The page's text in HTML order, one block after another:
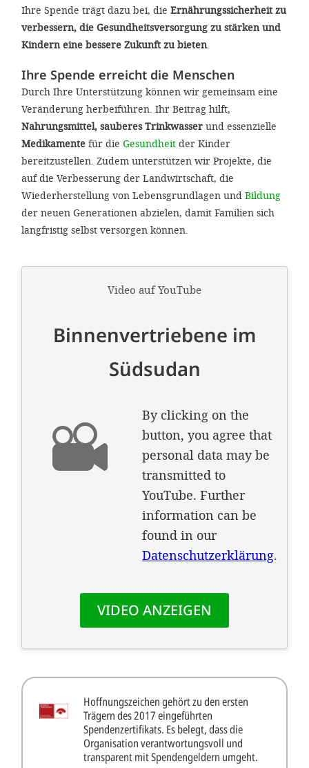
Ihre Spende trägt dazu bei, die Ernährungssicherheit zu
verbessern, die Gesundheitsversorgung zu stärken und
Kindern eine bessere Zukunft zu bieten
Ihre Spende erreicht die Menschen
Durch Ihre Unterstützung können wir gemeinsam eine
Veränderung herbeiführen. Ihr Beitrag hilft,
Nahrungsmittel, sauberes Trinkwasser und essenzielle
Medikamente für die Gesundheit der Kinder
bereitzustellen. Zudem unterstützen wir Projekte, die
auf die Verbesserung der Landwirtschaft, die
Wiederherstellung von Lebensgrundlagen und Bildung
der neuen Generationen abzielen, damit Familien sich
langfristig selbst versorgen können.
Hoffnungszeichen gehört zu den ersten
Trägern des 2017 eingeführten
Spendenzertifikats. Es belegt, dass die
Organisation verantwortungsvoll und
transparent mit Spendengeldern umgeht.